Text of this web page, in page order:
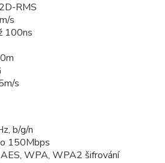
RMS
s
100ns
s
b/g/n
150Mbps
WPA, WPA2 šifrování